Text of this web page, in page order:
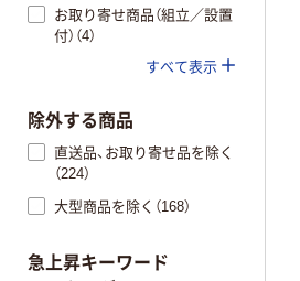
お取り寄せ商品（組立／設置
付）（4）
すべて表示
除外する商品
直送品、お取り寄せ品を除く
（224）
大型商品を除く（168）
急上昇キーワード